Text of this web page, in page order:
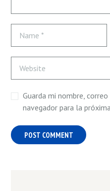
Guarda mi nombre,
navegador para la